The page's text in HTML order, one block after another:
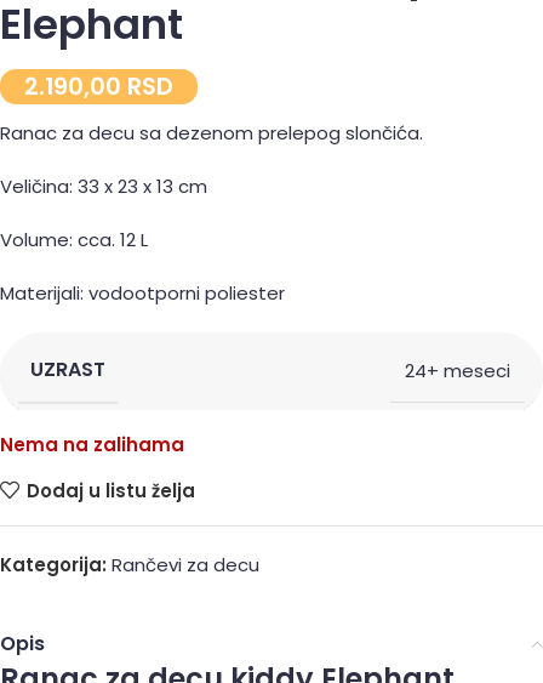
Elephant
2.190,00 RSD
Ranac za decu sa dezenom prelepog slončića.
Veličina: 33 x 23 x 13 cm
Volume: cca. 12 L
Materijali: vodootporni poliester
UZRAST 24+ meseci
Nema na zalihama
Dodaj u listu želja
Kategorija: Rančevi za decu
Opis